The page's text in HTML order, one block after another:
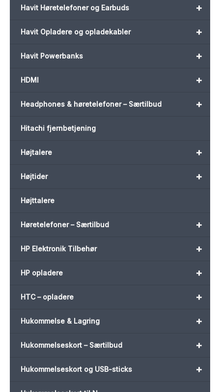
+
Havit Høretelefoner og Earbuds
+
Havit Opladere og opladekabler
+
Havit Powerbanks
+
HDMI
+
Headphones & høretelefoner – Særtilbud
Hitachi fjernbetjening
+
Højtalere
+
Højtider
Højttalere
+
Høretelefoner – Særtilbud
+
HP Elektronik Tilbehør
+
HP opladere
+
HTC – opladere
+
Hukommelse & Lagring
+
Hukommelseskort – Særtilbud
+
Hukommelseskort og USB-sticks